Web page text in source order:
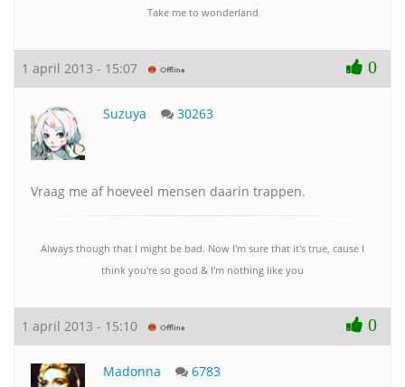
Take me to wonderland
1 april 2013 - 15:07 0
Suzuya 30263
Vraag me af hoeveel mensen daarin trappen.
Always though that I might be bad. Now I'm sure that it's true, cause I
think you're so good & I'm nothing like you
1 april 2013 - 15:10 0
Madonna 6783